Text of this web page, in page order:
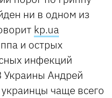
ни в одном из
kp.ua
и острых
инфекций
Андрей
чаще всего